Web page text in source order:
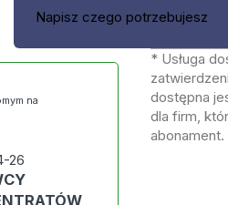
Napisz czego potrzebujesz
na
26
* Usługa
dostępna
dla firm,
abonament.